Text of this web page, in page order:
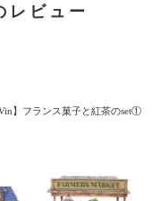
レビュー
Vin】フランス菓子と紅茶のset①